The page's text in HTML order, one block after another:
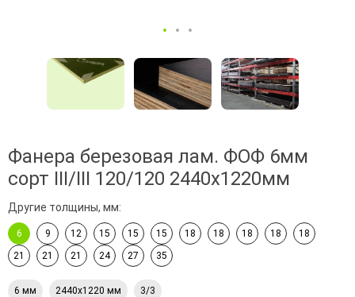
Фанера березовая лам. ФОФ 6мм
сорт III/III 120/120 2440х1220мм
Другие толщины, мм:
6 9 12 15 15 15 18 18 18 18
18
21
21 21 24 27 35
6 мм 2440х1220 мм 3/3